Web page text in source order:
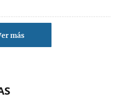
más